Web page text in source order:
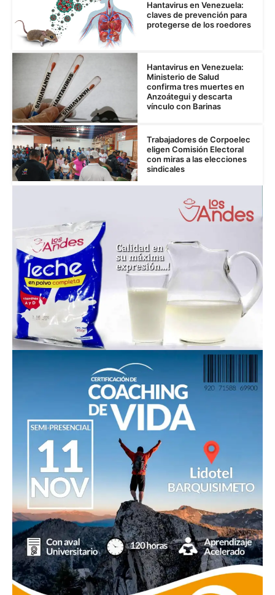
Hantavirus en Venezuela:
claves de prevención para
protegerse de los roedores
Hantavirus en Venezuela:
Ministerio de Salud
confirma tres muertes en
Anzoátegui y descarta
vínculo con Barinas
Trabajadores de Corpoelec
eligen Comisión Electoral
con miras a las elecciones
sindicales